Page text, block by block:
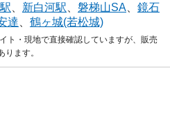
新白河駅 磐梯山SA
鏡石
達 鶴ヶ城(若松城)
ト・現地で直接確認していますが、販売
ります。